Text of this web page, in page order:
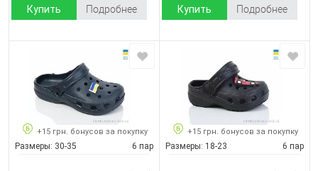
Купить Подробнее Купить Подробнее
+15 грн. бонусов за покупку
Размеры: 30-35 6 пар
+15 грн. бонусов за покупку
Размеры: 18-23 6 пар